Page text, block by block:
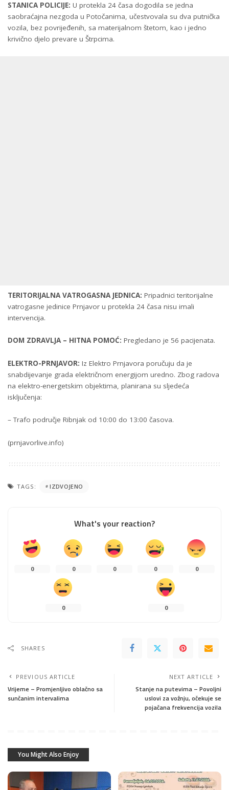
STANICA POLICIJE: U protekla 24 časa dogodila se jedna
saobraćajna nezgoda u Potočanima, učestvovala su dva putnička
vozila, bez povrijeđenih, sa materijalnom štetom, kao i jedno
krivično djelo prevare u Štrpcima.
TERITORIJALNA VATROGASNA JEDNICA: Pripadnici teritorijalne
vatrogasne jedinice Prnjavor u protekla 24 časa nisu imali
intervencija.
DOM ZDRAVLJA – HITNA POMOĆ: Pregledano je 56 pacijenata.
ELEKTRO-PRNJAVOR: Iz Elektro Prnjavora poručuju da je
snabdijevanje grada električnom energijom uredno. Zbog radova
na elektro-energetskim objektima, planirana su sljedeća
isključenja:
– Trafo područje Ribnjak od 10:00 do 13:00 časova.
(prnjavorlive.info)
TAGS: IZDVOJENO
What's your reaction?
0 0 0 0 0
0 0
SHARES
PREVIOUS ARTICLE
Vrijeme – Promjenljivo oblačno sa
sunčanim intervalima
NEXT ARTICLE
Stanje na putevima – Povoljni
uslovi za vožnju, očekuje se
pojačana frekvencija vozila
You Might Also Enjoy